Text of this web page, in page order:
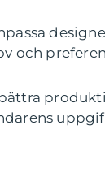
och